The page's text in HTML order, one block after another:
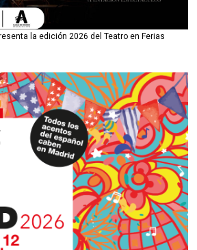
la edición 2026 del Teatro en Ferias